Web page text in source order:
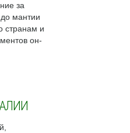
за
мантии
странам и
он-